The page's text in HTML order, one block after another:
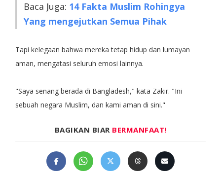
Baca Juga: 14 Fakta Muslim Rohingya
Yang mengejutkan Semua Pihak
Tapi kelegaan bahwa mereka tetap hidup dan lumayan
aman, mengatasi seluruh emosi lainnya.
"Saya senang berada di Bangladesh," kata Zakir. "Ini
sebuah negara Muslim, dan kami aman di sini."
BAGIKAN BIAR BERMANFAAT!